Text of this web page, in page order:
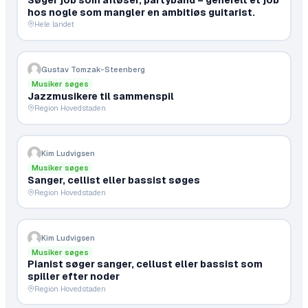
hos nogle som mangler en ambitiøs guitarist.
Hele landet
Gustav Tomzak-Steenberg
Musiker søges
Jazzmusikere til sammenspil
Region Hovedstaden
Kim Ludvigsen
Musiker søges
Sanger, cellist eller bassist søges
Region Hovedstaden
Kim Ludvigsen
Musiker søges
Pianist søger sanger, cellust eller bassist som
spiller efter noder
Region Hovedstaden